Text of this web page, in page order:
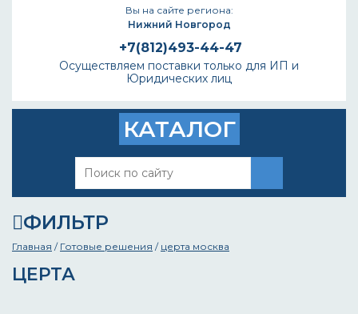
Вы на сайте региона:
Нижний Новгород
+7(812)493-44-47
Осуществляем поставки только для ИП и
Юридических лиц
КАТАЛОГ
ФИЛЬТР
Главная / Готовые решения / церта москва
ЦЕРТА